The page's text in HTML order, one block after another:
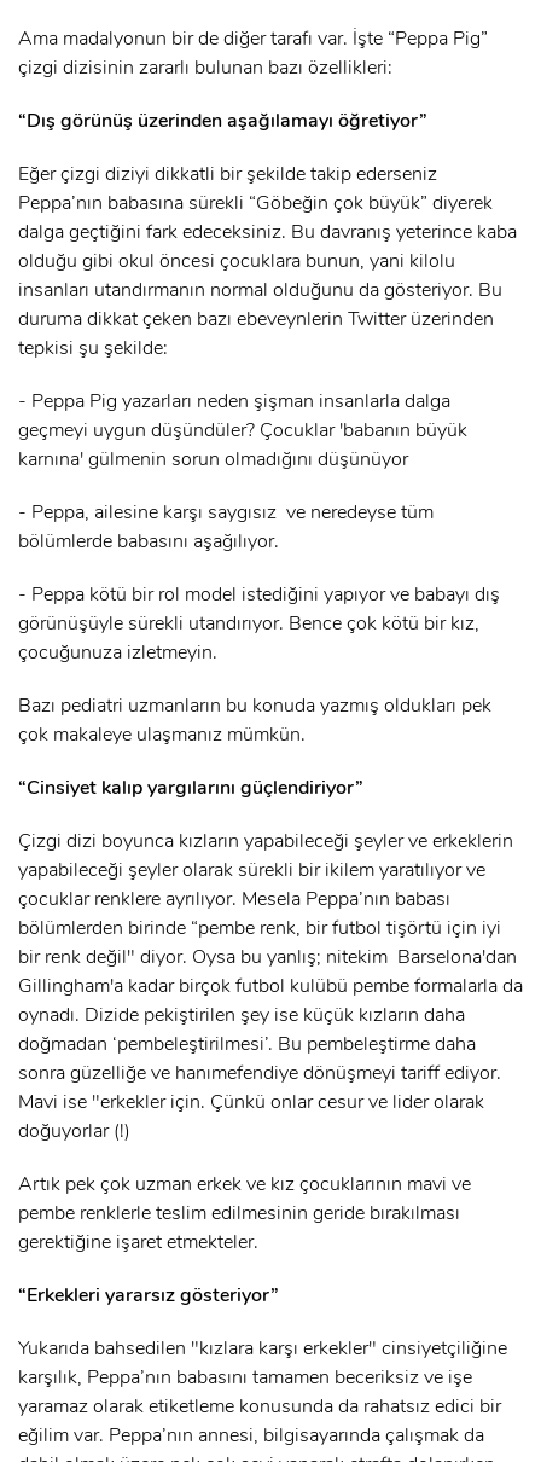
Ama madalyonun bir de diğer tarafı var. İşte “Peppa Pig”
çizgi dizisinin zararlı bulunan bazı özellikleri:
“Dış görünüş üzerinden aşağılamayı öğretiyor”
Eğer çizgi diziyi dikkatli bir şekilde takip ederseniz
Peppa’nın babasına sürekli “Göbeğin çok büyük” diyerek
dalga geçtiğini fark edeceksiniz. Bu davranış yeterince kaba
olduğu gibi okul öncesi çocuklara bunun, yani kilolu
insanları utandırmanın normal olduğunu da gösteriyor. Bu
duruma dikkat çeken bazı ebeveynlerin Twitter üzerinden
tepkisi şu şekilde:
- Peppa Pig yazarları neden şişman insanlarla dalga
geçmeyi uygun düşündüler? Çocuklar 'babanın büyük
karnına' gülmenin sorun olmadığını düşünüyor
- Peppa, ailesine karşı saygısız ve neredeyse tüm
bölümlerde babasını aşağılıyor.
- Peppa kötü bir rol model istediğini yapıyor ve babayı dış
görünüşüyle sürekli utandırıyor. Bence çok kötü bir kız,
çocuğunuza izletmeyin.
Bazı pediatri uzmanların bu konuda yazmış oldukları pek
çok makaleye ulaşmanız mümkün.
“Cinsiyet kalıp yargılarını güçlendiriyor”
Çizgi dizi boyunca kızların yapabileceği şeyler ve erkeklerin
yapabileceği şeyler olarak sürekli bir ikilem yaratılıyor ve
çocuklar renklere ayrılıyor. Mesela Peppa’nın babası
bölümlerden birinde “pembe renk, bir futbol tişörtü için iyi
bir renk değil" diyor. Oysa bu yanlış; nitekim Barselona'dan
Gillingham'a kadar birçok futbol kulübü pembe formalarla da
oynadı. Dizide pekiştirilen şey ise küçük kızların daha
doğmadan ‘pembeleştirilmesi’. Bu pembeleştirme daha
sonra güzelliğe ve hanımefendiye dönüşmeyi tariff ediyor.
Mavi ise "erkekler için. Çünkü onlar cesur ve lider olarak
doğuyorlar (!)
Artık pek çok uzman erkek ve kız çocuklarının mavi ve
pembe renklerle teslim edilmesinin geride bırakılması
gerektiğine işaret etmekteler.
“Erkekleri yararsız gösteriyor”
Yukarıda bahsedilen "kızlara karşı erkekler" cinsiyetçiliğine
karşılık, Peppa’nın babasını tamamen beceriksiz ve işe
yaramaz olarak etiketleme konusunda da rahatsız edici bir
eğilim var. Peppa’nın annesi, bilgisayarında çalışmak da